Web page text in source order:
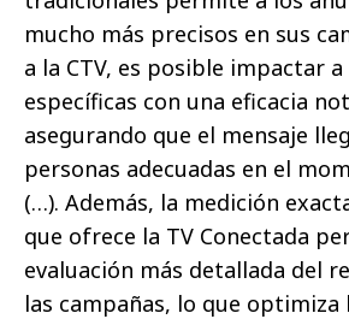
mucho más precisos en sus
a la CTV, es posible impactar
específicas con una eficacia
asegurando que el mensaje
personas adecuadas en el
(…). Además, la medición
que ofrece la TV Conectada
evaluación más detallada del
las campañas, lo que optimiza